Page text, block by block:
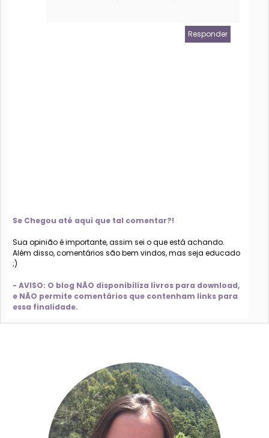
Responder
Se Chegou até aqui que tal comentar?!
Sua opinião é importante, assim sei o que está achando.
Além disso, comentários são bem vindos, mas seja educado
;)
- AVISO: O blog NÃO disponibiliza livros para download,
e NÃO permite comentários que contenham links para
essa finalidade.